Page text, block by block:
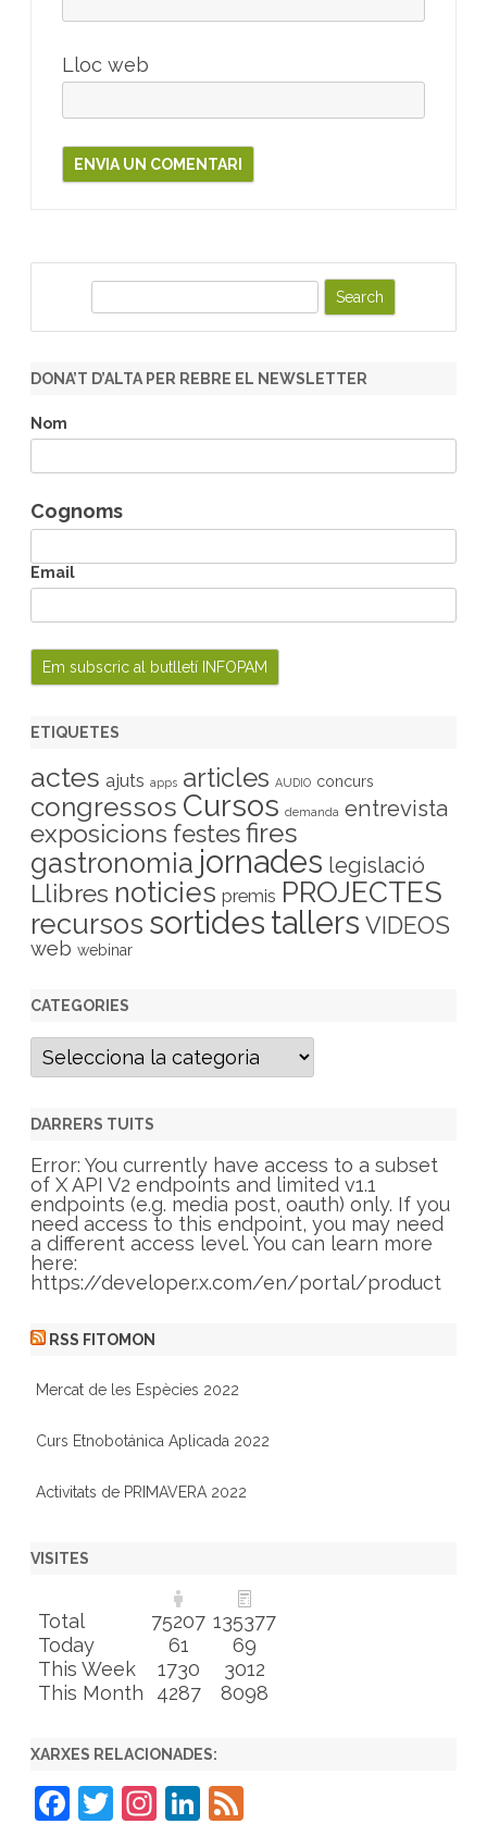
Lloc web
r
h
DONA’T D’ALTA PER REBRE EL NEWSLETTER
Nom
Cognoms
Email
ETIQUETES
actes ajuts apps articles AUDIO concurs
congressos Cursos demanda entrevista
exposicions festesfires
gastronomia jornades legislació
Llibres noticies premis PROJECTES
recursos sortides tallers VIDEOS
web webinar
CATEGORIES
C
t
g
r
i
e
s
DARRERS TUITS
Error: You currently have access to a subset
of X API V2 endpoints and limited v1.1
endpoints (e.g. media post, oauth) only. If you
need access to this endpoint, you may need
a different access level. You can learn more
here:
https://developer.x.com/en/portal/product
RSS FITOMON
Mercat de les Espècies 2022
Curs Etnobotánica Aplicada 2022
Activitats de PRIMAVERA 2022
VISITES
Total 75207 135377
Today
61
69
This Week
1730
3012
This Month
4287 8098
XARXES RELACIONADES:
F
T
In Li